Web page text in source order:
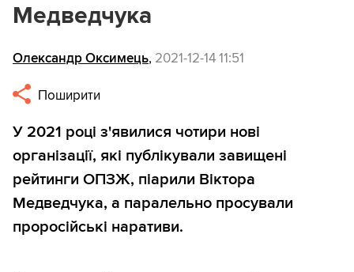
Медведчука
Олександр Оксимець, 2021-12-14 11:51
Поширити
У 2021 році з'явилися чотири нові
організації, які публікували завищені
рейтинги ОПЗЖ, піарили Віктора
Медведчука, а паралельно просували
проросійські наративи.